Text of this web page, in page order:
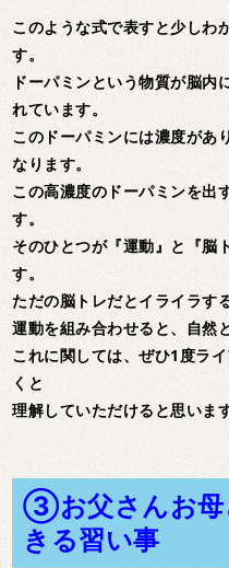
このような式で表すと少しわ
す。
ドーパミンという物質が脳内
れています。
このドーパミンには濃度があ
なります。
この高濃度のドーパミンを出
す。
そのひとつが『運動』と『脳
す。
ただの脳トレだとイライラす
運動を組み合わせると、自然
これに関しては、ぜひ1度ラ
くと
理解していただけると思いま
③お父さんお母
きる習い事